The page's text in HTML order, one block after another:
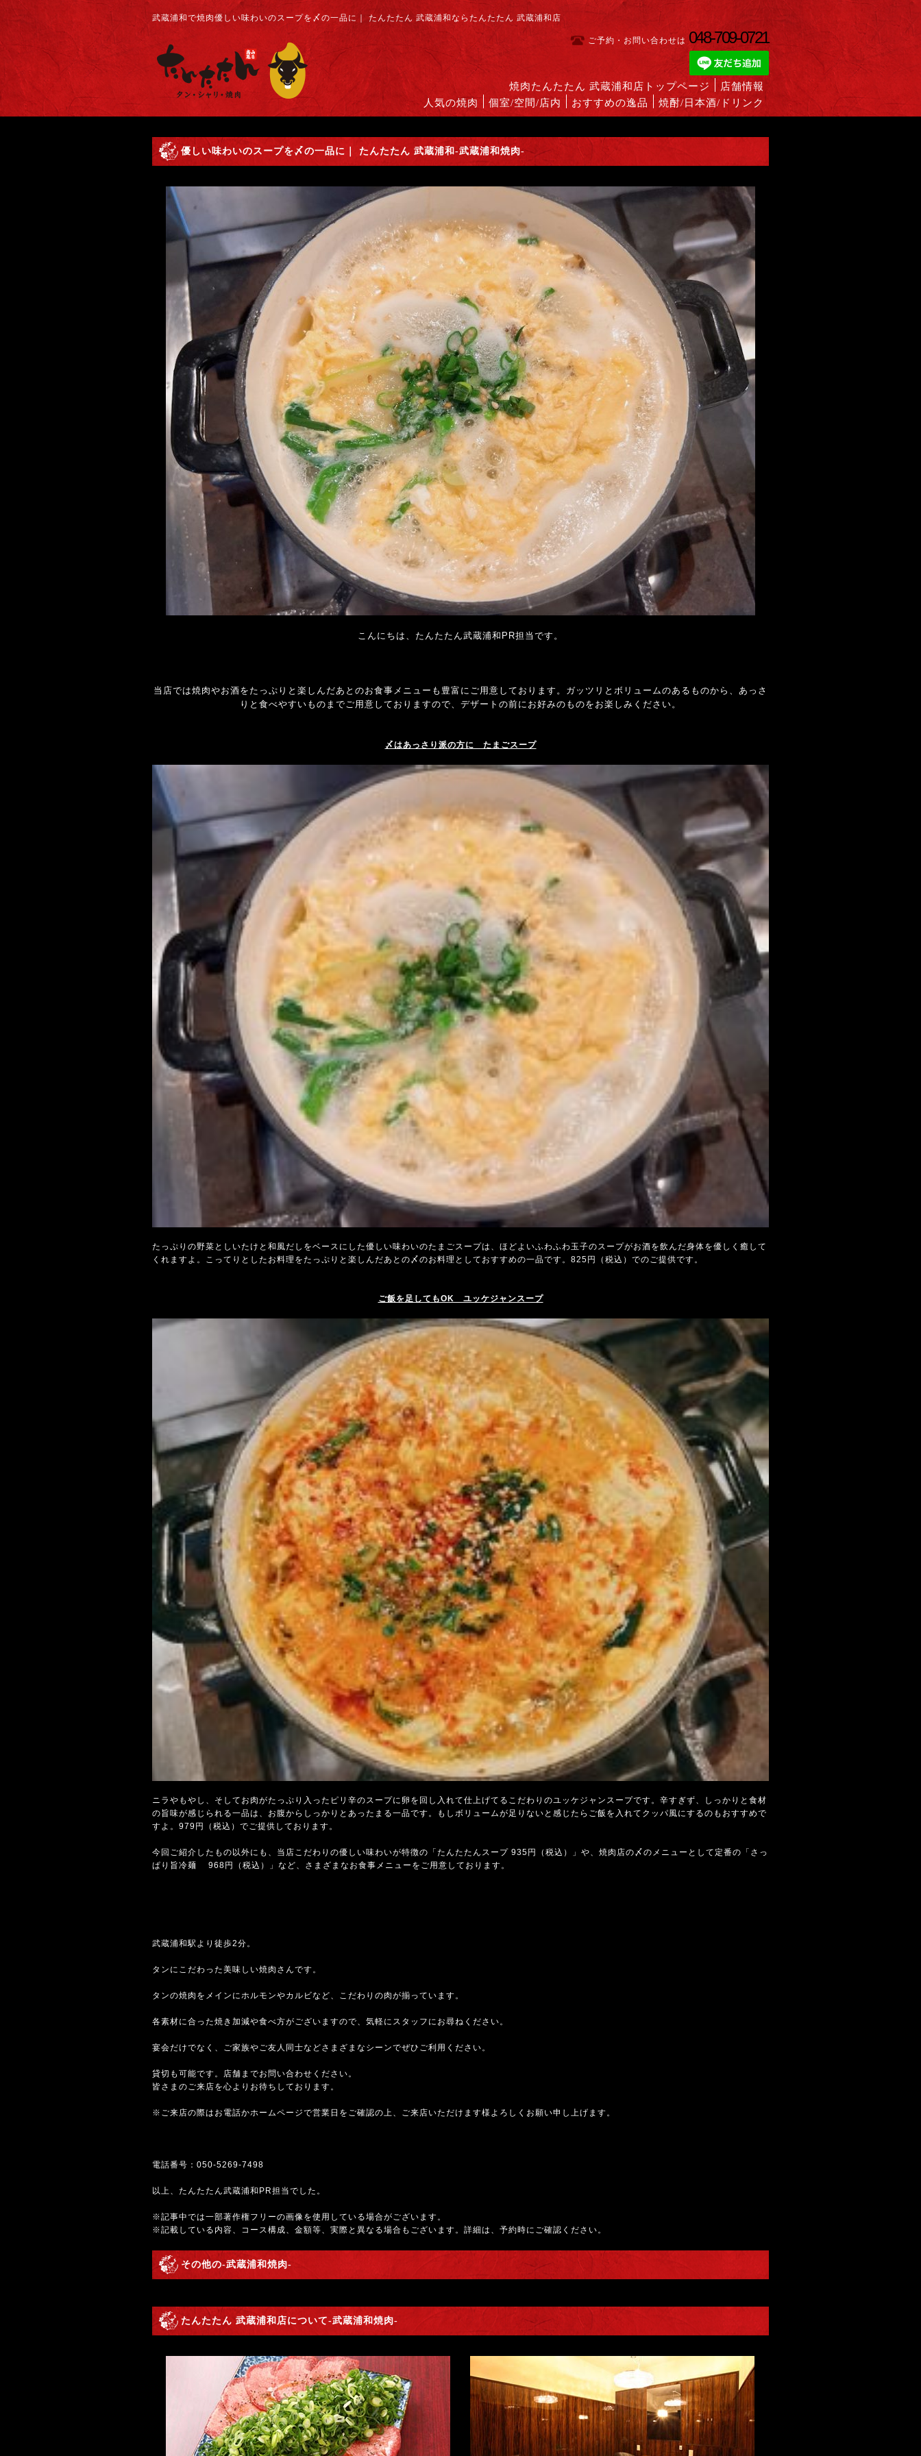
武蔵浦和で焼肉優しい味わいのスープを〆の一品に｜ たんたたん 武蔵浦和ならたんたたん 武蔵浦和店
ご予約・お問い合わせは 048-709-0721
店舗情報
焼肉たんたたん 武蔵浦和店トップページ
焼酎/日本酒/ドリンク
おすすめの逸品
個室/空間/店内
人気の焼肉
優しい味わいのスープを〆の一品に｜ たんたたん 武蔵浦和-武蔵浦和焼肉-
こんにちは、たんたたん武蔵浦和PR担当です。
当店では焼肉やお酒をたっぷりと楽しんだあとのお食事メニューも豊富にご用意しております。ガッツリとボリュームのあるものから、あっさ
りと食べやすいものまでご用意しておりますので、デザートの前にお好みのものをお楽しみください。
〆はあっさり派の方に たまごスープ
たっぷりの野菜としいたけと和風だしをベースにした優しい味わいのたまごスープは、ほどよいふわふわ玉子のスープがお酒を飲んだ身体を優しく癒して
くれますよ。こってりとしたお料理をたっぷりと楽しんだあとの〆のお料理としておすすめの一品です。825円（税込）でのご提供です。
ご飯を足してもOK ユッケジャンスープ
ニラやもやし、そしてお肉がたっぷり入ったピリ辛のスープに卵を回し入れて仕上げてるこだわりのユッケジャンスープです。辛すぎず、しっかりと食材
の旨味が感じられる一品は、お腹からしっかりとあったまる一品です。もしボリュームが足りないと感じたらご飯を入れてクッパ風にするのもおすすめで
すよ。979円（税込）でご提供しております。
今回ご紹介したもの以外にも、当店こだわりの優しい味わいが特徴の「たんたたんスープ 935円（税込）」や、焼肉店の〆のメニューとして定番の「さっ
ぱり旨冷麺 968円（税込）」など、さまざまなお食事メニューをご用意しております。
武蔵浦和駅より徒歩2分。
タンにこだわった美味しい焼肉さんです。
タンの焼肉をメインにホルモンやカルビなど、こだわりの肉が揃っています。
各素材に合った焼き加減や食べ方がございますので、気軽にスタッフにお尋ねください。
宴会だけでなく、ご家族やご友人同士などさまざまなシーンでぜひご利用ください。
貸切も可能です。店舗までお問い合わせください。
皆さまのご来店を心よりお待ちしております。
※ご来店の際はお電話かホームページで営業日をご確認の上、ご来店いただけます様よろしくお願い申し上げます。
電話番号： 050-5269-7498
以上、たんたたん武蔵浦和PR担当でした。
※記事中では一部著作権フリーの画像を使用している場合がございます。
※記載している内容、コース構成、金額等、実際と異なる場合もございます。詳細は、予約時にご確認ください。
その他の-武蔵浦和焼肉-
たんたたん 武蔵浦和店について-武蔵浦和焼肉-